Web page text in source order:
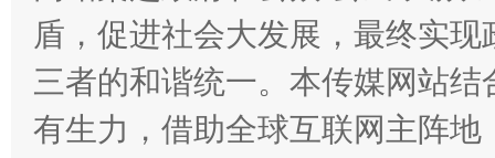
盾，促进社会大发展，最终实
三者的和谐统一。本传媒网站
有生力，借助全球互联网主阵